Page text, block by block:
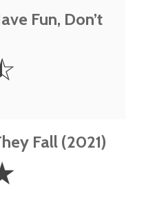
Fun, Don’t
Fall (2021)